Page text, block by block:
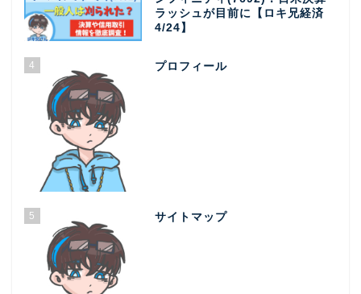
ラッシュが目前に【ロキ兄経済
4/24】
4 プロフィール
5 サイトマップ